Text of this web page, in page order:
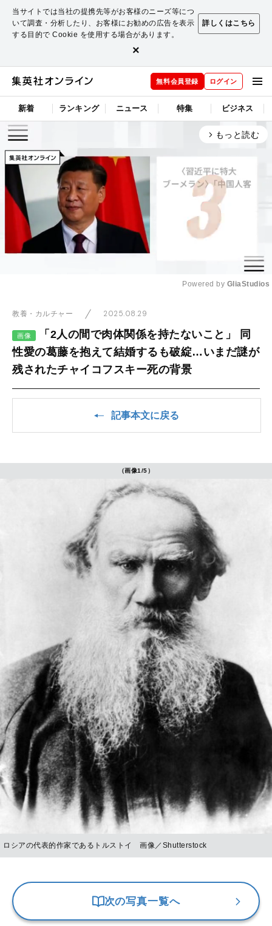
当サイトでは当社の提携先等がお客様のニーズ等につ
いて調査・分析したり、お客様にお勧めの広告を表示
する目的で Cookie を使用する場合があります。
詳しくはこちら
×
無料会員登録 ログイン
新着 ランキング ニュース 特集 ビジネス
arrow_forward_ios もっと読む
Powered by GliaStudios
教養・カルチャー 2025.08.29
画像
「2人の間で肉体関係を持たないこと」 同
性愛の葛藤を抱えて結婚するも破綻…いまだ謎が
残されたチャイコフスキー死の背景
記事本文に戻る
（画像1/5）
ロシアの代表的作家であるトルストイ 画像／Shutterstock
次の写真一覧へ